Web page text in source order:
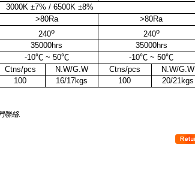
3000K ±7% / 6500K ±8%
>80Ra
>80Ra
240o 240o
35000hrs
35000hrs
-10℃~ 50℃ -10℃ ~ 50℃
Ctns/pcs N.W/G.W Ctns/pcs
N.W/G.W
100 16/17kgs 100 20/21kgs
聯絡.